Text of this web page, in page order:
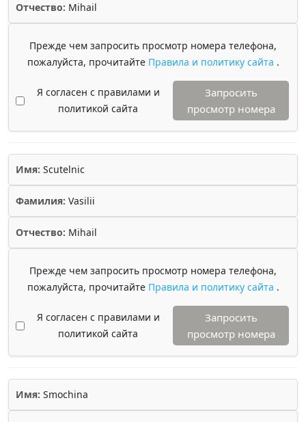
Отчество: Mihail
Прежде чем запросить просмотр номера телефона,
пожалуйста, прочитайте Правила и политику сайта .
Я согласен с правилами и
политикой сайта
Запросить
просмотр номера
Имя: Scutelnic
Фамилия: Vasilii
Отчество: Mihail
Прежде чем запросить просмотр номера телефона,
пожалуйста, прочитайте Правила и политику сайта .
Я согласен с правилами и
политикой сайта
Запросить
просмотр номера
Имя: Smochina